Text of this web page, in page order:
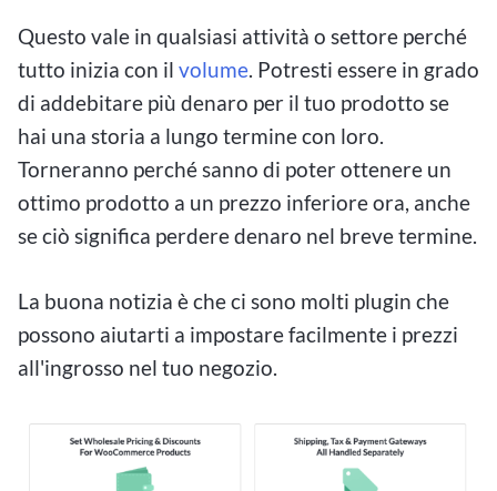
Questo vale in qualsiasi attività o settore perché
tutto inizia con il volume. Potresti essere in grado
di addebitare più denaro per il tuo prodotto se
hai una storia a lungo termine con loro.
Torneranno perché sanno di poter ottenere un
ottimo prodotto a un prezzo inferiore ora, anche
se ciò significa perdere denaro nel breve termine.
La buona notizia è che ci sono molti plugin che
possono aiutarti a impostare facilmente i prezzi
all'ingrosso nel tuo negozio.